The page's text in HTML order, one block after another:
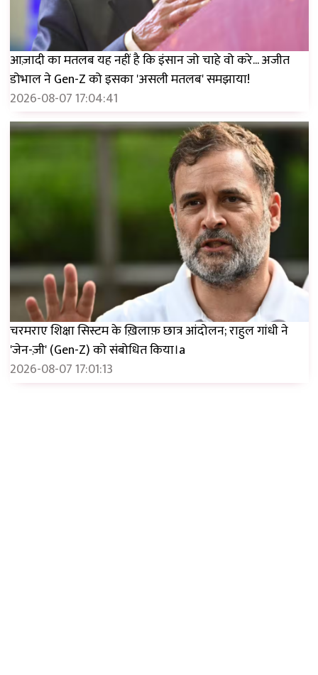
आज़ादी का मतलब यह नहीं है कि इंसान जो चाहे वो करे... अजीत
डोभाल ने Gen-Z को इसका 'असली मतलब' समझाया!
2026-08-07 17:04:41
चरमराए शिक्षा सिस्टम के ख़िलाफ़ छात्र आंदोलन; राहुल गांधी ने
'जेन-ज़ी' (Gen-Z) को संबोधित किया।a
2026-08-07 17:01:13